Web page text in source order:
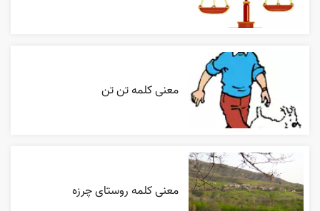
معنی کلمه تن تن
معنی کلمه روستای چرزه